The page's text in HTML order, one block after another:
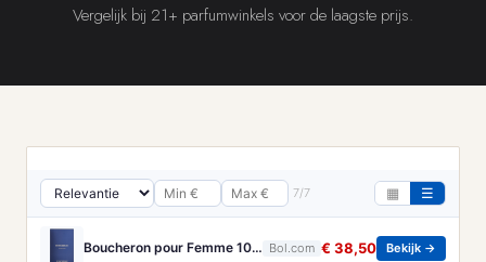
Vergelijk bij 21+ parfumwinkels voor de laagste prijs.
7/7 ▦ ☰
Boucheron pour Femme 100 ml Eau de Parfum - Damesparfum Bol.com € 38,50 Bekijk →